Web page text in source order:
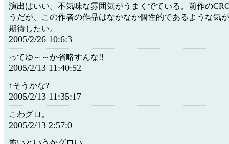
演出はいい。不気味な雰囲気がうまくでている。前作の
うだが、この作者の作品はなかなか個性的であるような気
期待したい。
2005/2/26 10:6:3
ってゆ～～か省略すんな!!
2005/2/13 11:40:52
↑そうかな?
2005/2/13 11:35:17
こわグロ。
2005/2/13 2:57:0